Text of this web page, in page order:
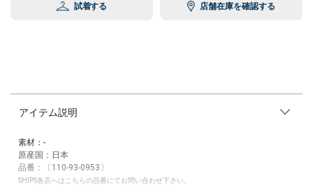
試着する 店舗在庫を確認する
アイテム説明
素材：-
原産国：日本
品番：〔110-93-0953〕
SHIPS各店へはこちらの品番にてお問い合わせ下さい。